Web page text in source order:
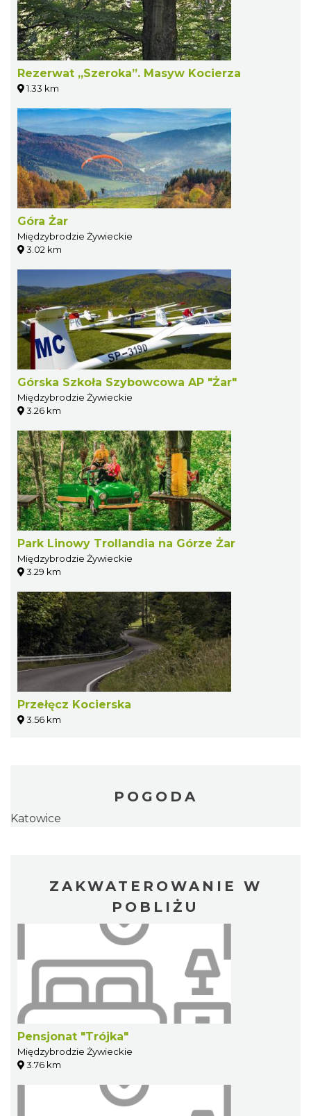
Rezerwat „Szeroka”. Masyw Kocierza
1.33 km
Góra Żar
Międzybrodzie Żywieckie
3.02 km
Górska Szkoła Szybowcowa AP "Żar"
Międzybrodzie Żywieckie
3.26 km
Park Linowy Trollandia na Górze Żar
Międzybrodzie Żywieckie
3.29 km
Przełęcz Kocierska
3.56 km
POGODA
Katowice
ZAKWATEROWANIE W
POBLIŻU
Pensjonat "Trójka"
Międzybrodzie Żywieckie
3.76 km